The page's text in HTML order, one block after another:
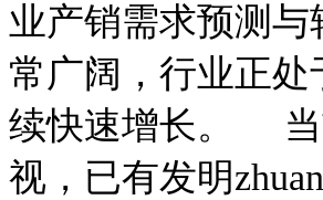
业产销需求预测
常广阔，行业正
续快速增长。 当
视，已有发明